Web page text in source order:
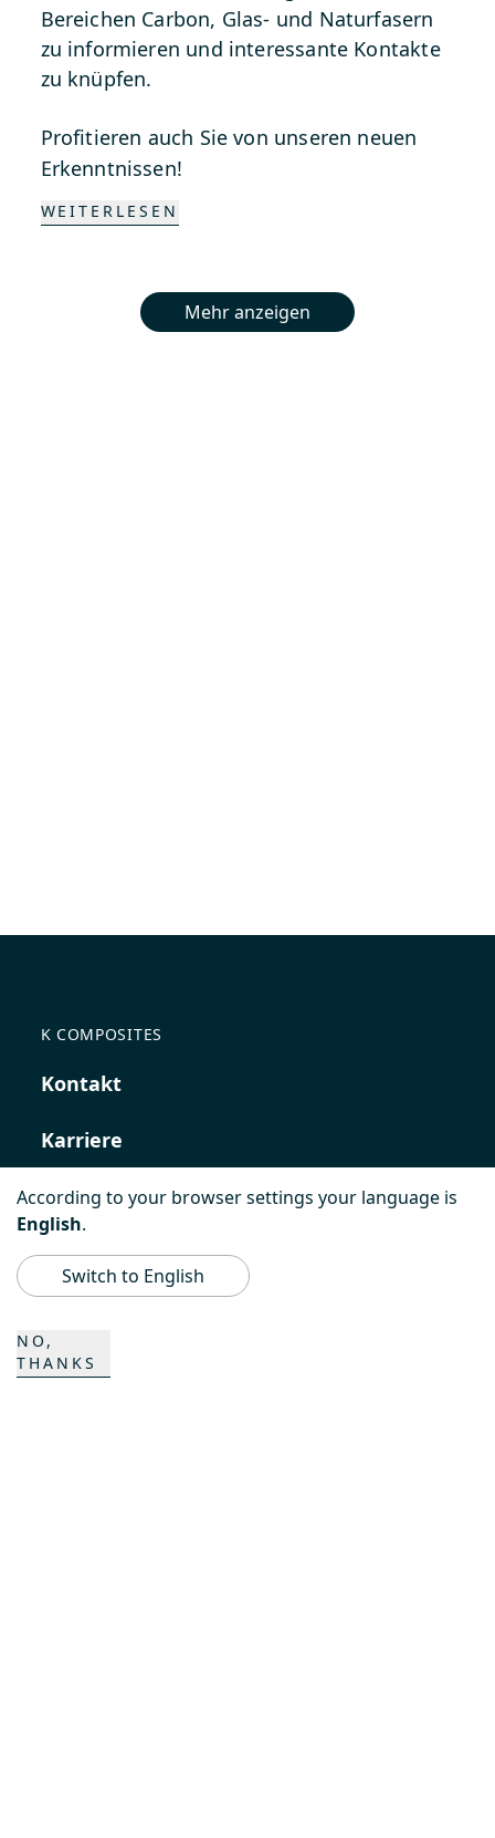
Bereichen Carbon, Glas- und Naturfasern
zu informieren und interessante Kontakte
zu knüpfen.
Profitieren auch Sie von unseren neuen
Erkenntnissen!
WEITERLESEN
Mehr anzeigen
K COMPOSITES
Kontakt
Karriere
Impressum
According to your browser settings your language is
English.
NO,
THANKS
Switch to English